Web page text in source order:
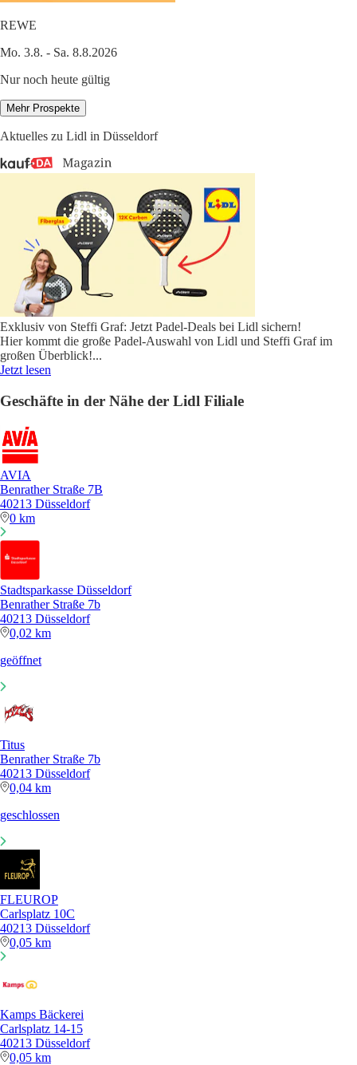
REWE
Mo. 3.8. - Sa. 8.8.2026
Nur noch heute gültig
Mehr Prospekte
Aktuelles zu Lidl in Düsseldorf
Exklusiv von Steffi Graf: Jetzt Padel-Deals bei Lidl sichern!
Hier kommt die große Padel-Auswahl von Lidl und Steffi Graf im
großen Überblick!...
Jetzt lesen
Geschäfte in der Nähe der Lidl Filiale
AVIA
Benrather Straße 7B
40213 Düsseldorf
0 km
Stadtsparkasse Düsseldorf
Benrather Straße 7b
40213 Düsseldorf
0,02 km
geöffnet
Titus
Benrather Straße 7b
40213 Düsseldorf
0,04 km
geschlossen
FLEUROP
Carlsplatz 10C
40213 Düsseldorf
0,05 km
Kamps Bäckerei
Carlsplatz 14-15
40213 Düsseldorf
0,05 km